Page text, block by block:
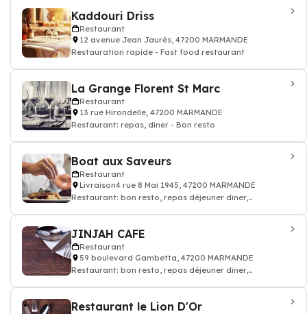
Kaddouri Driss
Restaurant
12 avenue Jean Jaurès, 47200 MARMANDE
Restauration rapide - Fast food restaurant
La Grange Florent St Marc
Restaurant
13 rue Hirondelle, 47200 MARMANDE
Restaurant: repas, diner - Bon resto
Boat aux Saveurs
Restaurant
Livraison4 rue 8 Mai 1945, 47200 MARMANDE
Restaurant: bon resto, repas déjeuner dîner,
JINJAH CAFE
Restaurant
59 boulevard Gambetta, 47200 MARMANDE
Restaurant: bon resto, repas déjeuner dîner,
Restaurant le Lion D'Or